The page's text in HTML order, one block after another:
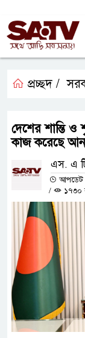
প্রচ্ছদ /
দেশের শান্তি ও
কাজ করেছে
এস. এ
আপডেট
/
১৭৩০